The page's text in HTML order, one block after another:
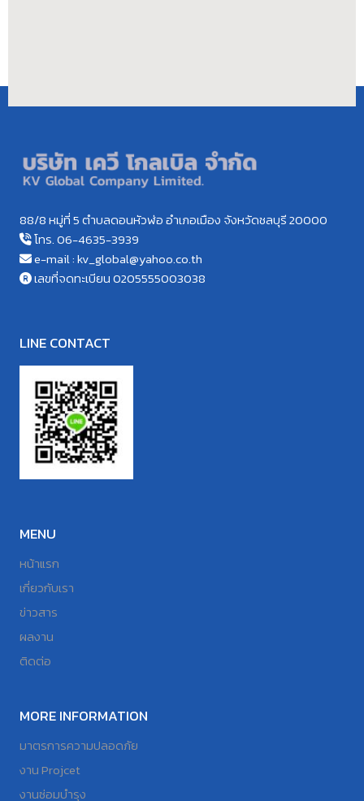
88/8 หมู่ที่ 5 ตำบลดอนหัวฬ่อ อำเภอเมือง จังหวัดชลบุรี 20000
โทร. 06-4635-3939
e-mail : kv_global@yahoo.co.th
เลขที่จดทะเบียน 0205555003038
LINE CONTACT
MENU
หน้าแรก
เกี่ยวกับเรา
ข่าวสาร
ผลงาน
ติดต่อ
MORE INFORMATION
มาตรการความปลอดภัย
งาน Projcet
งานซ่อมบำรุง